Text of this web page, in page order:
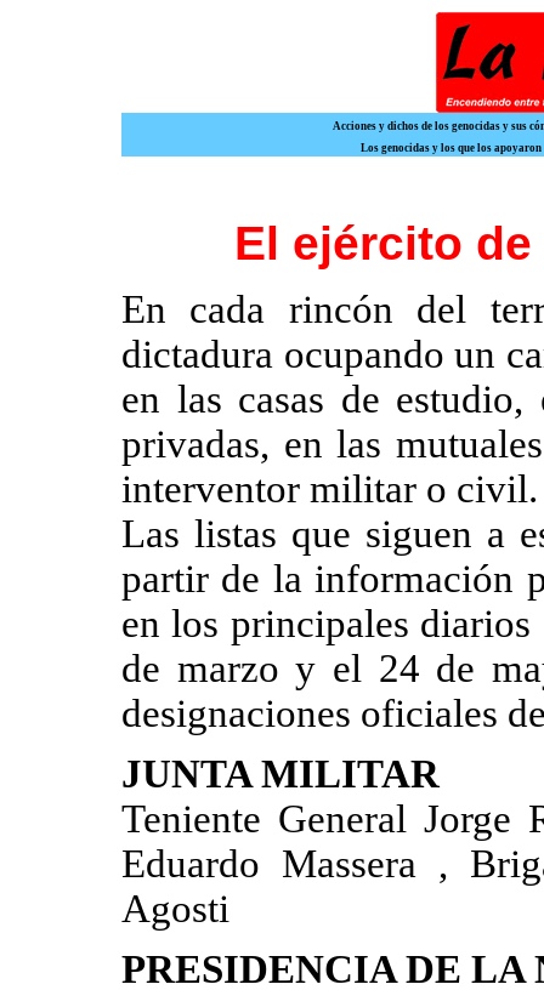
Acciones y dichos de los genocidas y sus
Los genocidas y los que los apoyaron
El ejército
En cada rincón del
dictadura ocupando un
en las casas de
privadas, en las
interventor militar o civil.
Las listas que siguen a
partir de la información
en los principales
de marzo y el 24 de
designaciones oficiales
JUNTA MILITAR
Teniente General
Eduardo Massera ,
Agosti
PRESIDENCIA DE LA